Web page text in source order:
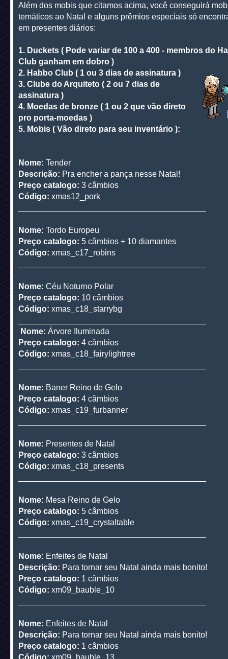
Além dos mobis que citamos acima, você conseguirá
temáticos ao Natal e alguns prêmios especiais só
em presentes diários:
1. Duckets ( Pode variar de 100 a 400 - membros do
Club ganham em dobro )
2. Habbo Club ( 1 ou 3 dias de assinatura )
3. Clube do Arquiteto ( 2 ou 7 dias de
assinatura )
4. Moedas de bronze ( 1 ou 2 que vão direto
pro porta-moedas )
5. Mobis ( Vão direto para seu inventário ):
Nome: Tender
Descrição: Pra encher a pança nesse Natal!
Preço catalogo: 3 câmbios
Código: xmas12_pork
Nome: Tordo Europeu
Preço catalogo: 5 câmbios + 10 diamantes
Código: xmas_c17_robins
Nome: Céu Noturno Polar
Preço catalogo: 10 câmbios
Código: xmas_c18_starrybg
Nome: Árvore Iluminada
Preço catalogo: 4 câmbios
Código: xmas_c18_fairylightree
Nome: Baner Reino de Gelo
Preço catalogo: 4 câmbios
Código: xmas_c19_furbanner
Nome: Presentes de Natal
Preço catalogo: 3 câmbios
Código: xmas_c18_presents
Nome: Mesa Reino de Gelo
Preço catalogo: 5 câmbios
Código: xmas_c19_crystaltable
Nome: Enfeites de Natal
Descrição: Para tornar seu Natal ainda mais bonito!
Preço catalogo: 1 câmbios
Código: xm09_bauble_10
Nome: Enfeites de Natal
Descrição: Para tornar seu Natal ainda mais bonito!
Preço catalogo: 1 câmbios
Código: xm09_bauble_13